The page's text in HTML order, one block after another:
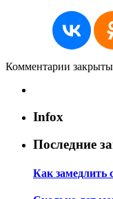
Комментарии закрыты
Infox
Последние
Как замедлить